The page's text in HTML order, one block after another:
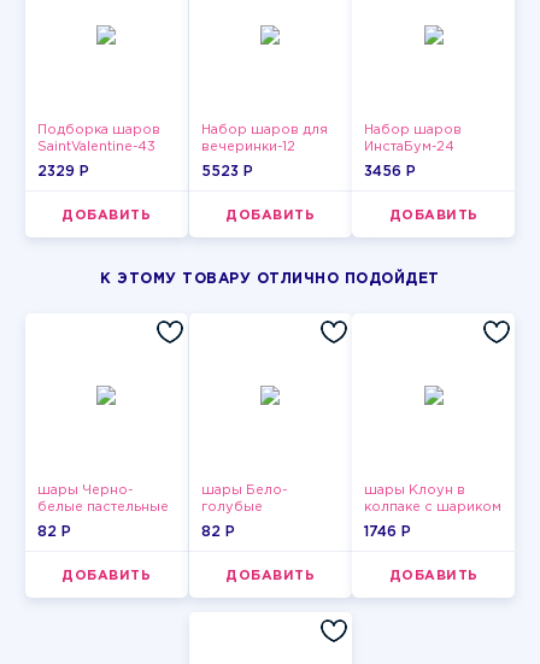
Подборка шаров
SaintValentine-43
2329 P
ДОБАВИТЬ
Набор шаров для
вечеринки-12
5523 P
ДОБАВИТЬ
Набор шаров
ИнстаБум-24
3456 P
ДОБАВИТЬ
К ЭТОМУ ТОВАРУ ОТЛИЧНО ПОДОЙДЕТ
шары Черно-
белые пастельные
82 P
ДОБАВИТЬ
шары Бело-
голубые
пастельные
82 P
ДОБАВИТЬ
шары Клоун в
колпаке с шариком
1746 P
ДОБАВИТЬ